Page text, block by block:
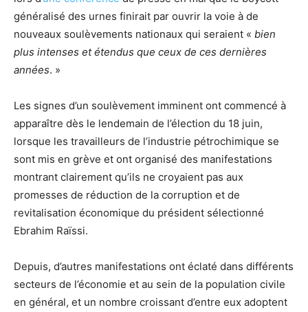
généralisé des urnes finirait par ouvrir la voie à de
nouveaux soulèvements nationaux qui seraient « bien
plus intenses et étendus que ceux de ces dernières
années. »
Les signes d’un soulèvement imminent ont commencé à
apparaître dès le lendemain de l’élection du 18 juin,
lorsque les travailleurs de l’industrie pétrochimique se
sont mis en grève et ont organisé des manifestations
montrant clairement qu’ils ne croyaient pas aux
promesses de réduction de la corruption et de
revitalisation économique du président sélectionné
Ebrahim Raïssi.
Depuis, d’autres manifestations ont éclaté dans différents
secteurs de l’économie et au sein de la population civile
en général, et un nombre croissant d’entre eux adoptent